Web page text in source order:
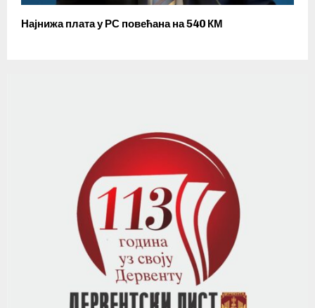
Најнижа плата у РС повећана на 540 КМ